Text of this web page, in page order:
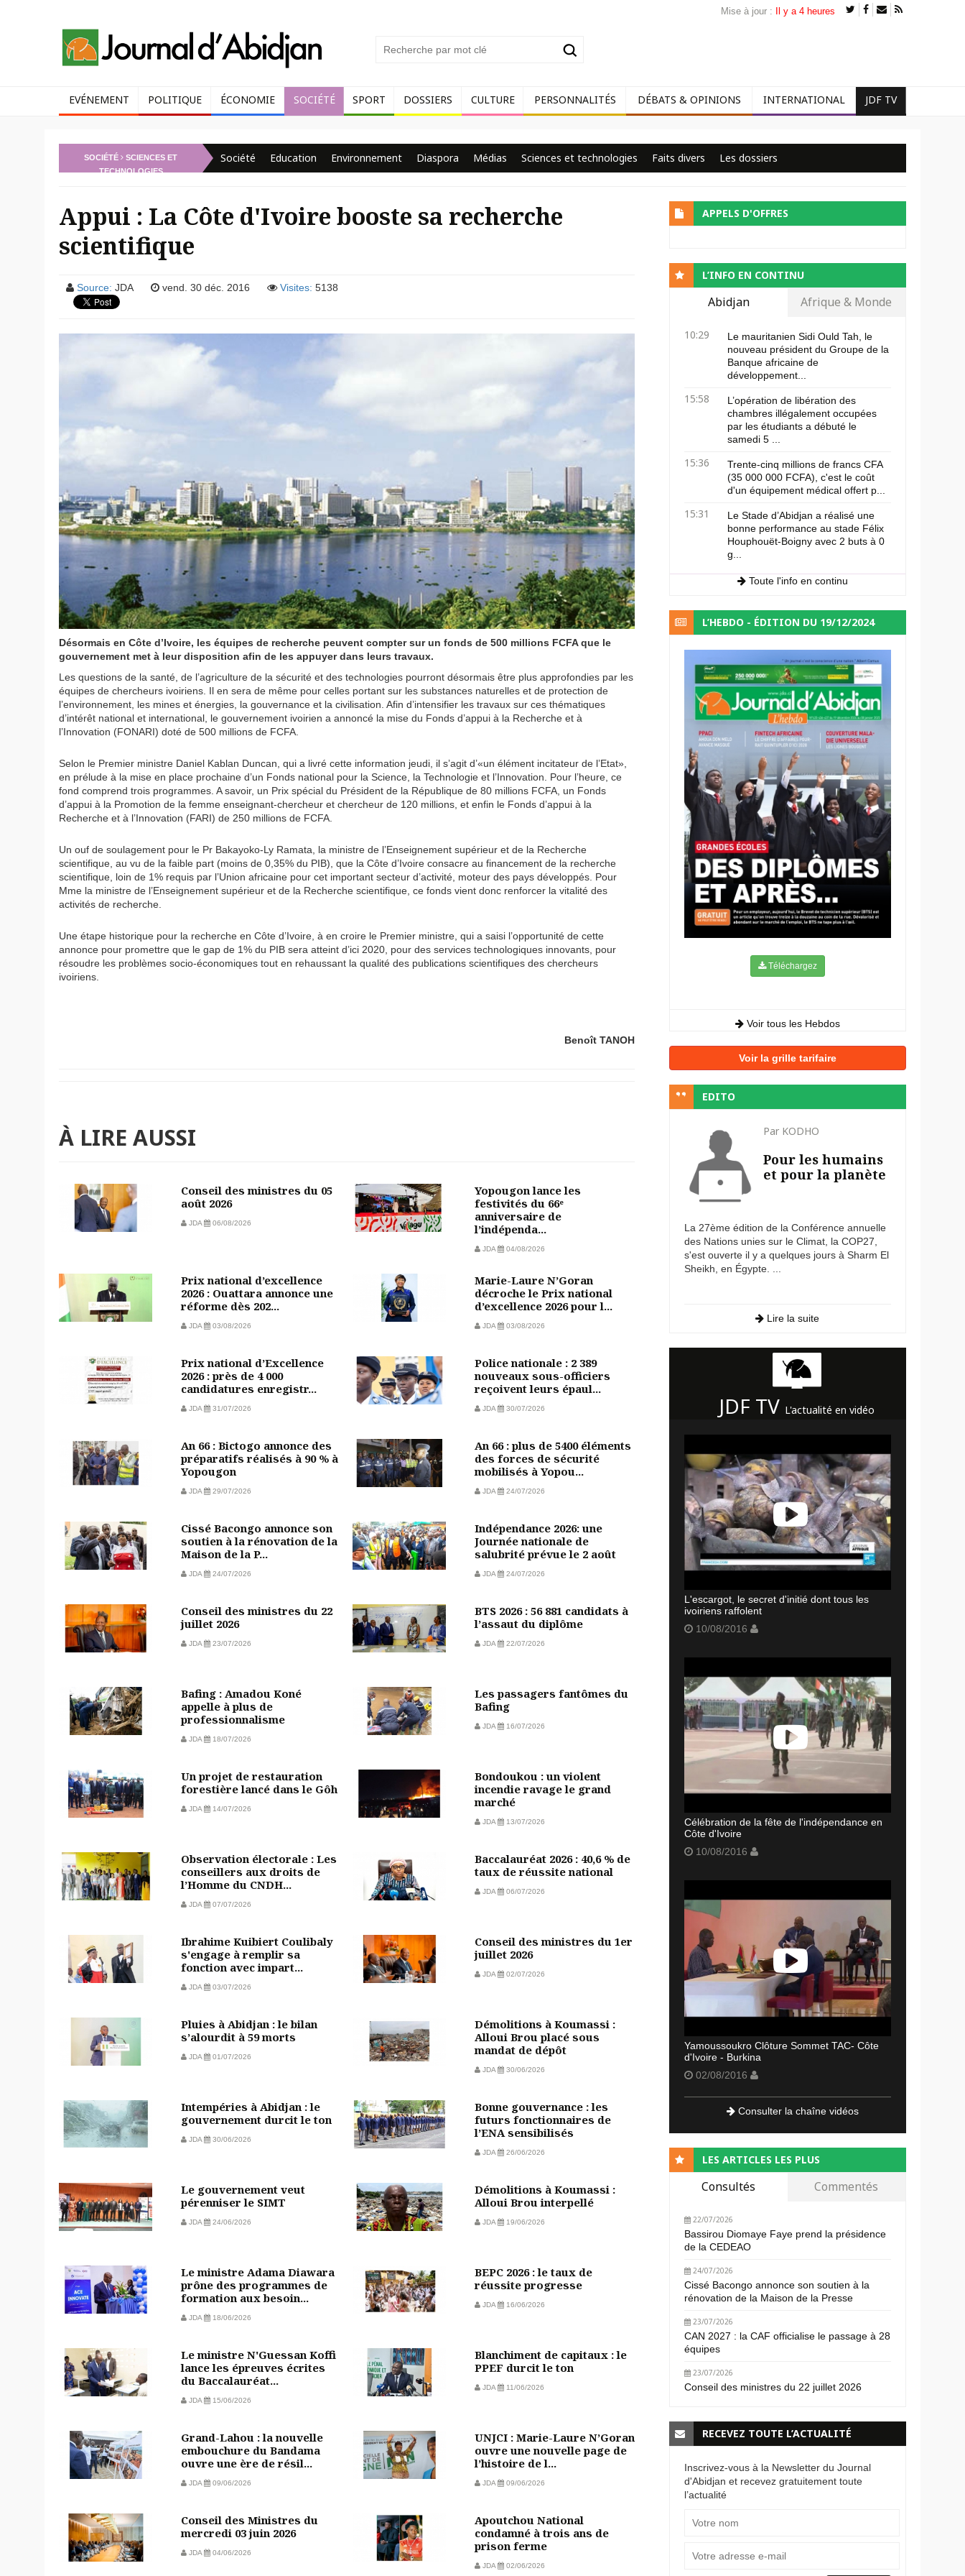
Mise à jour : Il y a 4 heures
EVÉNEMENT POLITIQUE ÉCONOMIE SOCIÉTÉ SPORT DOSSIERS CULTURE PERSONNALITÉS DÉBATS & OPINIONS INTERNATIONAL JDF TV
SOCIÉTÉ
SCIENCES ET
TECHNOLOGIES
Société Education Environnement Diaspora Médias Sciences et technologies Faits divers Les dossiers
Appui : La Côte d'Ivoire booste sa recherche
scientifique
Source: JDA vend. 30 déc. 2016 Visites: 5138
Désormais en Côte d’Ivoire, les équipes de recherche peuvent compter sur un fonds de 500 millions FCFA que le
gouvernement met à leur disposition afin de les appuyer dans leurs travaux.
Les questions de la santé, de l’agriculture de la sécurité et des technologies pourront désormais être plus approfondies par les
équipes de chercheurs ivoiriens. Il en sera de même pour celles portant sur les substances naturelles et de protection de
l’environnement, les mines et énergies, la gouvernance et la civilisation. Afin d’intensifier les travaux sur ces thématiques
d’intérêt national et international, le gouvernement ivoirien a annoncé la mise du Fonds d’appui à la Recherche et à
l’Innovation (FONARI) doté de 500 millions de FCFA.
Selon le Premier ministre Daniel Kablan Duncan, qui a livré cette information jeudi, il s’agit d’«un élément incitateur de l’Etat»,
en prélude à la mise en place prochaine d’un Fonds national pour la Science, la Technologie et l’Innovation. Pour l’heure, ce
fond comprend trois programmes. A savoir, un Prix spécial du Président de la République de 80 millions FCFA, un Fonds
d’appui à la Promotion de la femme enseignant-chercheur et chercheur de 120 millions, et enfin le Fonds d’appui à la
Recherche et à l’Innovation (FARI) de 250 millions de FCFA.
Un ouf de soulagement pour le Pr Bakayoko-Ly Ramata, la ministre de l’Enseignement supérieur et de la Recherche
scientifique, au vu de la faible part (moins de 0,35% du PIB), que la Côte d’Ivoire consacre au financement de la recherche
scientifique, loin de 1% requis par l’Union africaine pour cet important secteur d’activité, moteur des pays développés. Pour
Mme la ministre de l’Enseignement supérieur et de la Recherche scientifique, ce fonds vient donc renforcer la vitalité des
activités de recherche.
Une étape historique pour la recherche en Côte d’Ivoire, à en croire le Premier ministre, qui a saisi l’opportunité de cette
annonce pour promettre que le gap de 1% du PIB sera atteint d’ici 2020, pour des services technologiques innovants, pour
résoudre les problèmes socio-économiques tout en rehaussant la qualité des publications scientifiques des chercheurs
ivoiriens.
Benoît TANOH
À LIRE AUSSI
Conseil des ministres du 05
août 2026
JDA 06/08/2026
Yopougon lance les
festivités du 66ᵉ
anniversaire de
l’indépenda...
JDA 04/08/2026
Prix national d’excellence
2026 : Ouattara annonce une
réforme dès 202...
JDA 03/08/2026
Marie-Laure N’Goran
décroche le Prix national
d’excellence 2026 pour l...
JDA 03/08/2026
Prix national d’Excellence
2026 : près de 4 000
candidatures enregistr...
JDA 31/07/2026
Police nationale : 2 389
nouveaux sous-officiers
reçoivent leurs épaul...
JDA 30/07/2026
An 66 : Bictogo annonce des
préparatifs réalisés à 90 % à
Yopougon
JDA 29/07/2026
An 66 : plus de 5400 éléments
des forces de sécurité
mobilisés à Yopou...
JDA 24/07/2026
Cissé Bacongo annonce son
soutien à la rénovation de la
Maison de la P...
JDA 24/07/2026
Indépendance 2026: une
Journée nationale de
salubrité prévue le 2 août
JDA 24/07/2026
Conseil des ministres du 22
juillet 2026
JDA 23/07/2026
BTS 2026 : 56 881 candidats à
l’assaut du diplôme
JDA 22/07/2026
Bafing : Amadou Koné
appelle à plus de
professionnalisme
JDA 18/07/2026
Les passagers fantômes du
Bafing
JDA 16/07/2026
Un projet de restauration
forestière lancé dans le Gôh
JDA 14/07/2026
Bondoukou : un violent
incendie ravage le grand
marché
JDA 13/07/2026
Observation électorale : Les
conseillers aux droits de
l’Homme du CNDH...
JDA 07/07/2026
Baccalauréat 2026 : 40,6 % de
taux de réussite national
JDA 06/07/2026
Ibrahime Kuibiert Coulibaly
s'engage à remplir sa
fonction avec impart...
JDA 03/07/2026
Conseil des ministres du 1er
juillet 2026
JDA 02/07/2026
Pluies à Abidjan : le bilan
s’alourdit à 59 morts
JDA 01/07/2026
Démolitions à Koumassi :
Alloui Brou placé sous
mandat de dépôt
JDA 30/06/2026
Intempéries à Abidjan : le
gouvernement durcit le ton
JDA 30/06/2026
Bonne gouvernance : les
futurs fonctionnaires de
l’ENA sensibilisés
JDA 26/06/2026
Le gouvernement veut
pérenniser le SIMT
JDA 24/06/2026
Démolitions à Koumassi :
Alloui Brou interpellé
JDA 19/06/2026
Le ministre Adama Diawara
prône des programmes de
formation aux besoin...
JDA 18/06/2026
BEPC 2026 : le taux de
réussite progresse
JDA 16/06/2026
Le ministre N'Guessan Koffi
lance les épreuves écrites
du Baccalauréat...
JDA 15/06/2026
Blanchiment de capitaux : le
PPEF durcit le ton
JDA 11/06/2026
Grand-Lahou : la nouvelle
embouchure du Bandama
ouvre une ère de résil...
JDA 09/06/2026
UNJCI : Marie-Laure N’Goran
ouvre une nouvelle page de
l’histoire de l...
JDA 09/06/2026
Conseil des Ministres du
mercredi 03 juin 2026
JDA 04/06/2026
Apoutchou National
condamné à trois ans de
prison ferme
JDA 02/06/2026
APPELS D'OFFRES
L’INFO EN CONTINU
Abidjan Afrique & Monde
10:29
Le mauritanien Sidi Ould Tah, le
nouveau président du Groupe de la
Banque africaine de
développement...
15:58
L’opération de libération des
chambres illégalement occupées
par les étudiants a débuté le
samedi 5 ...
15:36
Trente-cinq millions de francs CFA
(35 000 000 FCFA), c'est le coût
d'un équipement médical offert p...
15:31
Le Stade d’Abidjan a réalisé une
bonne performance au stade Félix
Houphouët-Boigny avec 2 buts à 0
g...
Toute l'info en continu
L’HEBDO - ÉDITION DU 19/12/2024
Téléchargez
Voir tous les Hebdos
Voir la grille tarifaire
EDITO
Par KODHO
Pour les humains
et pour la planète
La 27ème édition de la Conférence annuelle
des Nations unies sur le Climat, la COP27,
s'est ouverte il y a quelques jours à Sharm El
Sheikh, en Égypte. ...
Lire la suite
JDF TV L'actualité en vidéo
L'escargot, le secret d'initié dont tous les
ivoiriens raffolent
10/08/2016
Célébration de la fête de l'indépendance en
Côte d'Ivoire
10/08/2016
Yamoussoukro Clôture Sommet TAC- Côte
d'Ivoire - Burkina
02/08/2016
Consulter la chaîne vidéos
LES ARTICLES LES PLUS
Consultés Commentés
22/07/2026
Bassirou Diomaye Faye prend la présidence
de la CEDEAO
24/07/2026
Cissé Bacongo annonce son soutien à la
rénovation de la Maison de la Presse
23/07/2026
CAN 2027 : la CAF officialise le passage à 28
équipes
23/07/2026
Conseil des ministres du 22 juillet 2026
RECEVEZ TOUTE L’ACTUALITÉ
Inscrivez-vous à la Newsletter du Journal
d'Abidjan et recevez gratuitement toute
l’actualité